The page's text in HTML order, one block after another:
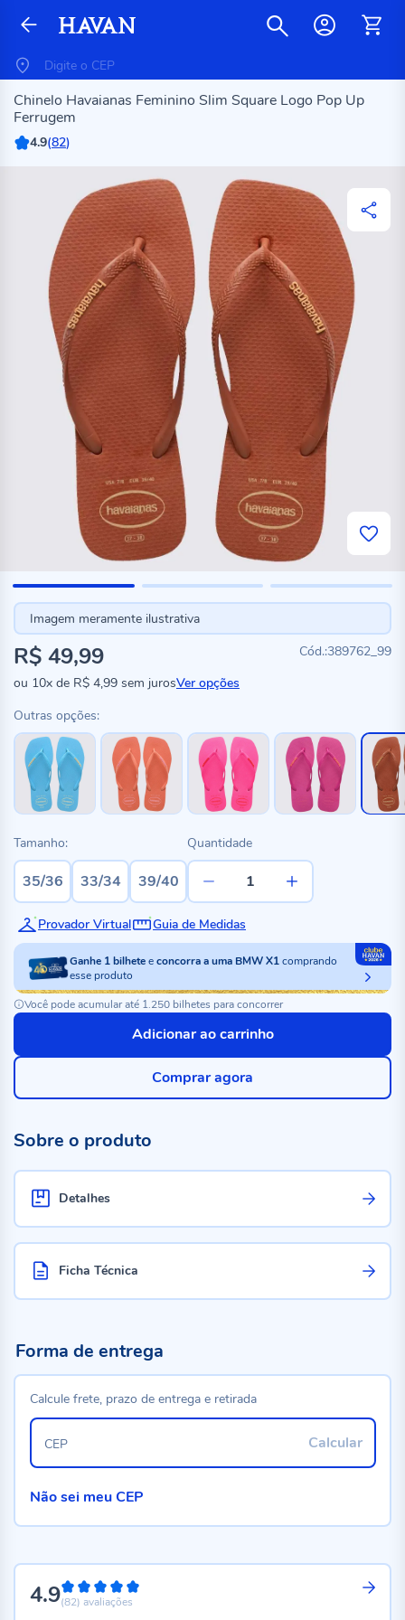
Chinelo Havaianas Feminino Slim Square Logo Pop Up
Ferrugem
4.9(82)
Imagem meramente ilustrativa
389762_99
R$ 49,99
ou 10x de R$ 4,99 sem jurosVer opções
Outras opções:
Tamanho:
35/36 33/34 39/40
Quantidade
Provador Virtual Guia de Medidas
Ganhe 1bilheteeconcorra a uma BMW X1comprando
esse produto
Você pode acumular até 1.250 bilhetes para concorrer
Adicionar ao carrinho
Comprar agora
Sobre o produto
Detalhes
Ficha Técnica
4.998%
(82) avaliações
Forma de entrega
Calcule frete, prazo de entrega e retirada
Calcular
CEP
Não sei meu CEP